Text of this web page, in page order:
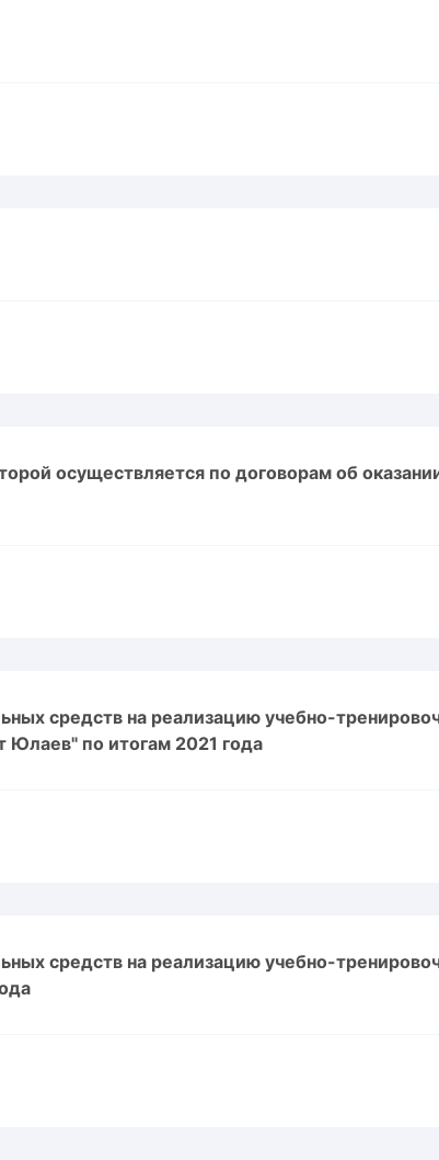
осуществляется по договорам об
средств на реализацию учебно-
Юлаев" по итогам 2021 года
средств на реализацию учебно-